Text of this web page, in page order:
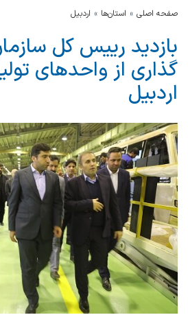
صفحه اصلی استان‌ها اردبيل
بازدید رییس کل
گذاری از واحدهای
اردبیل